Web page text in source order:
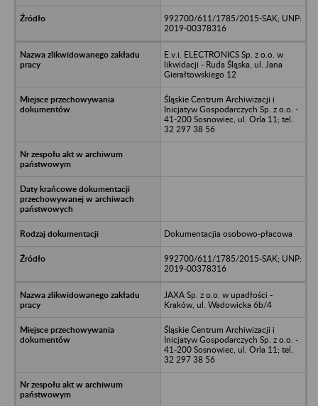
992700/611/1785/2015-SAK; UNP:
2019-00378316
E.v.i. ELECTRONICS Sp. z o.o. w
likwidacji - Ruda Śląska, ul. Jana
Gierałtowskiego 12
Śląskie Centrum Archiwizacji i
Inicjatyw Gospodarczych Sp. z o.o. -
41-200 Sosnowiec, ul. Orla 11; tel.
32 297 38 56
Dokumentacjia osobowo-płacowa
992700/611/1785/2015-SAK; UNP:
2019-00378316
JAXA Sp. z o.o. w upadłości -
Kraków, ul. Wadowicka 6b/4
Śląskie Centrum Archiwizacji i
Inicjatyw Gospodarczych Sp. z o.o. -
41-200 Sosnowiec, ul. Orla 11; tel.
32 297 38 56